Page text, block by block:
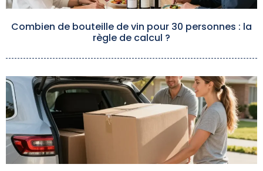
Combien de bouteille de vin pour 30 personnes : la
règle de calcul ?